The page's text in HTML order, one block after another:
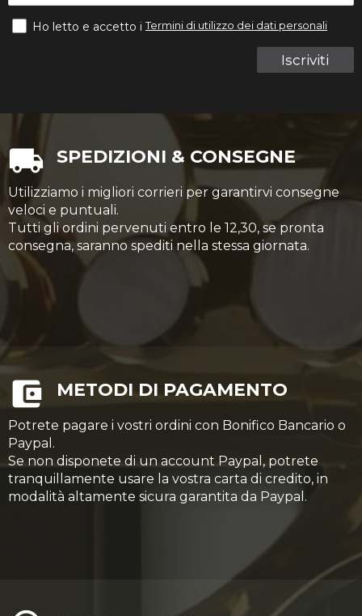
Iscriviti
Ho letto e accetto iTermini di utilizzo dei dati personali
SPEDIZIONI & CONSEGNE
Utilizziamo i migliori corrieri per garantirvi consegne
veloci e puntuali.
Tutti gli ordini pervenuti entro le 12,30, se pronta
consegna, saranno spediti nella stessa giornata.
METODI DI PAGAMENTO
Potrete pagare i vostri ordini con Bonifico Bancario o
Paypal.
Se non disponete di un account Paypal, potrete
tranquillamente usare la vostra carta di credito, in
modalità altamente sicura garantita da Paypal.